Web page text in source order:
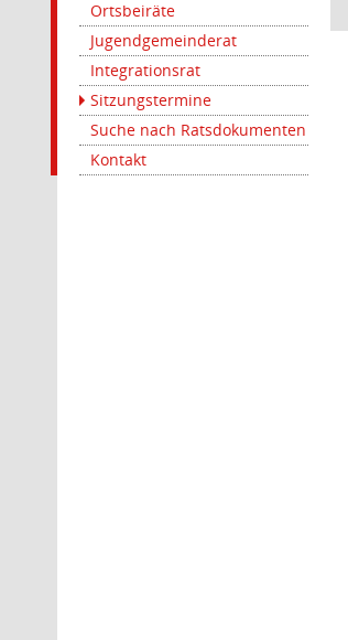
Ortsbeiräte
Jugendgemeinderat
Integrationsrat
Sitzungstermine
Suche nach Ratsdokumenten
Kontakt